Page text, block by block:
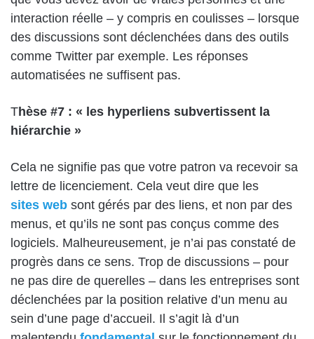
interaction réelle – y compris en coulisses – lorsque
des discussions sont déclenchées dans des outils
comme Twitter par exemple. Les réponses
automatisées ne suffisent pas.
Thèse #7 : « les hyperliens subvertissent la
hiérarchie »
Cela ne signifie pas que votre patron va recevoir sa
lettre de licenciement. Cela veut dire que les
sites web sont gérés par des liens, et non par des
menus, et qu’ils ne sont pas conçus comme des
logiciels. Malheureusement, je n’ai pas constaté de
progrès dans ce sens. Trop de discussions – pour
ne pas dire de querelles – dans les entreprises sont
déclenchées par la position relative d’un menu au
sein d’une page d’accueil. Il s’agit là d’un